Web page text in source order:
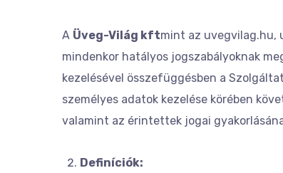
A Üveg-Világ kftmint az uvegvilag.hu,
mindenkor hatályos jogszabályoknak
kezelésével összefüggésben a
személyes adatok kezelése körében
valamint az érintettek jogai
Definíciók: